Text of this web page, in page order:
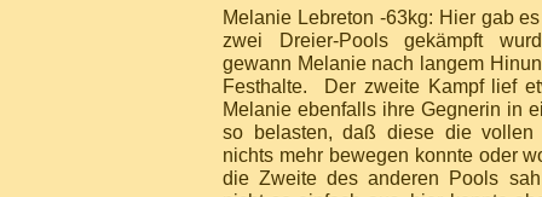
Melanie Lebreton -63kg: Hier gab
zwei Dreier-Pools gekämpft
gewann Melanie nach langem
Festhalte. Der zweite Kampf lief
Melanie ebenfalls ihre Gegnerin in
so belasten, daß diese die vollen
nichts mehr bewegen konnte oder
die Zweite des anderen Pools